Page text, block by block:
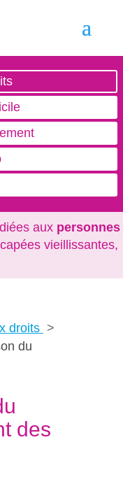
aux personnes
vieillissantes,
droits
du
des